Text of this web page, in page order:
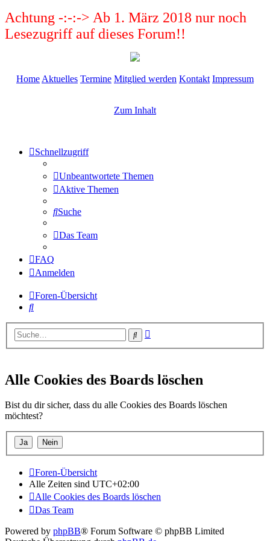
Achtung -:-:-> Ab 1. März 2018 nur noch
Lesezugriff auf dieses Forum!!
Home Aktuelles Termine Mitglied werden Kontakt Impressum
Zum Inhalt
Schnellzugriff
Unbeantwortete Themen
Aktive Themen
Suche
Das Team
FAQ
Anmelden
Foren-Übersicht
Suche
Suche
Alle Cookies des Boards löschen
Bist du dir sicher, dass du alle Cookies des Boards löschen
möchtest?
Foren-Übersicht
Alle Zeiten sind UTC+02:00
Alle Cookies des Boards löschen
Das Team
Powered by phpBB® Forum Software © phpBB Limited